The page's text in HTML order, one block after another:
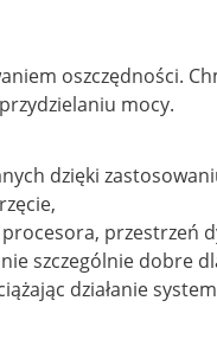
oszczędności.
mocy.
dzięki
przestrzeń
szczególnie dobre
działanie